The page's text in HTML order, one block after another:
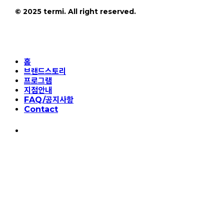
© 2025 termi. All right reserved.
Close
Menu
홈
브랜드스토리
프로그램
지점안내
FAQ/공지사항
Contact